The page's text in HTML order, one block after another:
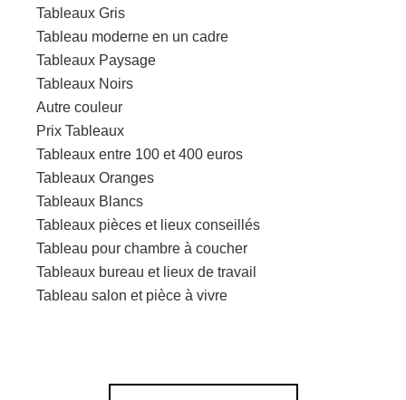
Tableaux Gris
Tableau moderne en un cadre
Tableaux Paysage
Tableaux Noirs
Autre couleur
Prix Tableaux
Tableaux entre 100 et 400 euros
Tableaux Oranges
Tableaux Blancs
Tableaux pièces et lieux conseillés
Tableau pour chambre à coucher
Tableaux bureau et lieux de travail
Tableau salon et pièce à vivre